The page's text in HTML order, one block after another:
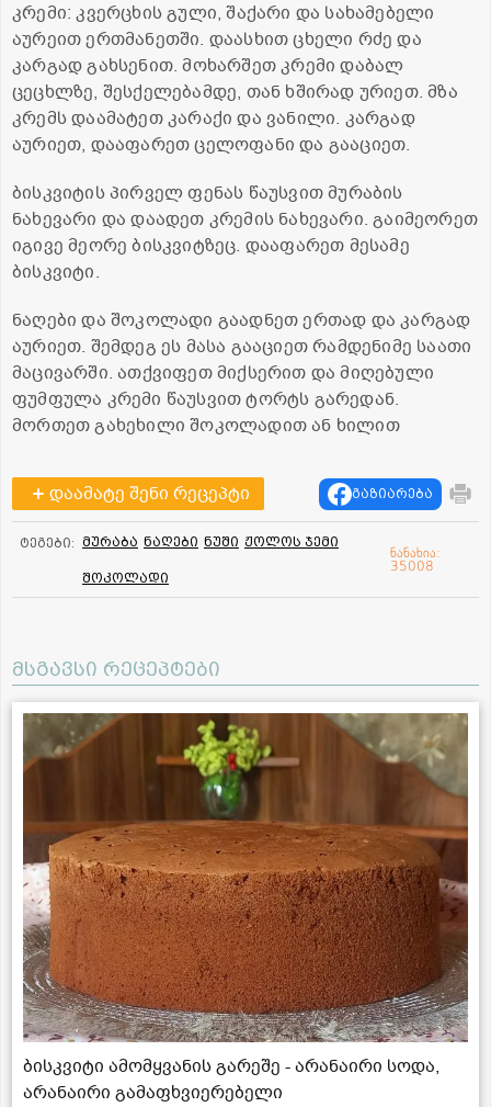
კრემი: კვერცხის გული, შაქარი და სახამებელი
აურეით ერთმანეთში. დაასხით ცხელი რძე და
კარგად გახსენით. მოხარშეთ კრემი დაბალ
ცეცხლზე, შესქელებამდე, თან ხშირად ურიეთ. მზა
კრემს დაამატეთ კარაქი და ვანილი. კარგად
აურიეთ, დააფარეთ ცელოფანი და გააციეთ.
ბისკვიტის პირველ ფენას წაუსვით მურაბის
ნახევარი და დაადეთ კრემის ნახევარი. გაიმეორეთ
იგივე მეორე ბისკვიტზეც. დააფარეთ მესამე
ბისკვიტი.
ნაღები და შოკოლადი გაადნეთ ერთად და კარგად
აურიეთ. შემდეგ ეს მასა გააციეთ რამდენიმე საათი
მაცივარში. ათქვიფეთ მიქსერით და მიღებული
ფუმფულა კრემი წაუსვით ტორტს გარედან.
მორთეთ გახეხილი შოკოლადით ან ხილით
დაამატე შენი რეცეპტი გაზიარება
ტეგები: მურაბა ნაღები ნუში ჟოლოს ჯემი
შოკოლადი
ნანახია:
35008
მსგავსი რეცეპტები
ბისკვიტი ამომყვანის გარეშე - არანაირი სოდა,
არანაირი გამაფხვიერებელი